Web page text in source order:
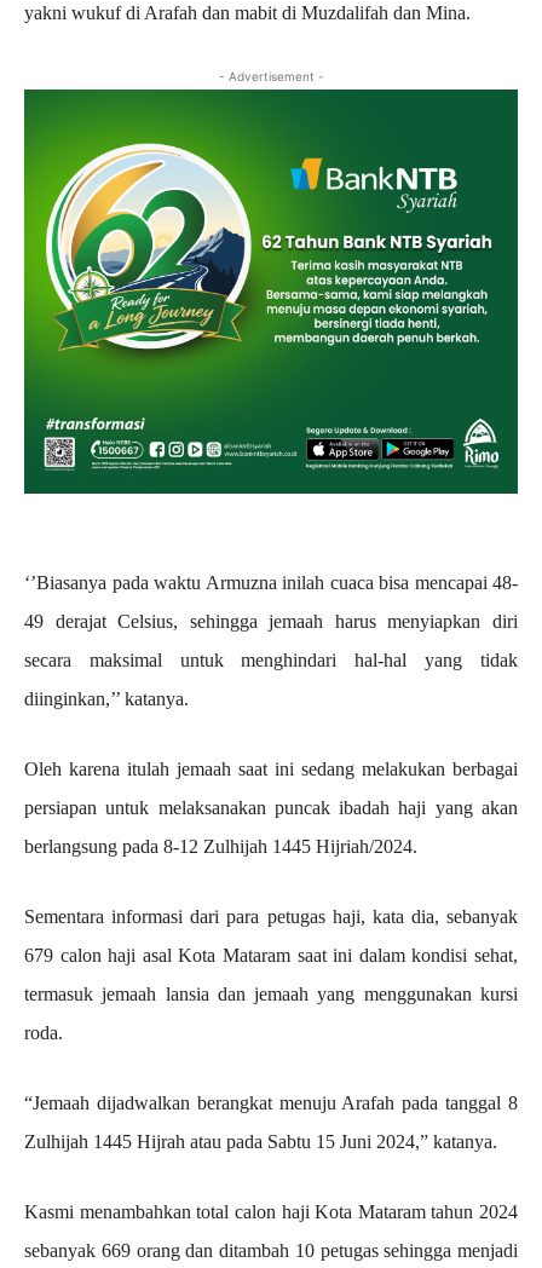
yakni wukuf di Arafah dan mabit di Muzdalifah dan Mina.
- Advertisement -
‘’Biasanya pada waktu Armuzna inilah cuaca bisa mencapai 48-
49 derajat Celsius, sehingga jemaah harus menyiapkan diri
secara maksimal untuk menghindari hal-hal yang tidak
diinginkan,’’ katanya.
Oleh karena itulah jemaah saat ini sedang melakukan berbagai
persiapan untuk melaksanakan puncak ibadah haji yang akan
berlangsung pada 8-12 Zulhijah 1445 Hijriah/2024.
Sementara informasi dari para petugas haji, kata dia, sebanyak
679 calon haji asal Kota Mataram saat ini dalam kondisi sehat,
termasuk jemaah lansia dan jemaah yang menggunakan kursi
roda.
“Jemaah dijadwalkan berangkat menuju Arafah pada tanggal 8
Zulhijah 1445 Hijrah atau pada Sabtu 15 Juni 2024,” katanya.
Kasmi menambahkan total calon haji Kota Mataram tahun 2024
sebanyak 669 orang dan ditambah 10 petugas sehingga menjadi